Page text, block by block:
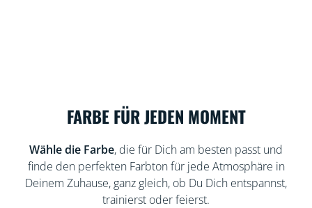
FARBE FÜR JEDEN MOMENT
Wähle die Farbe, die für Dich am besten passt und
finde den perfekten Farbton für jede Atmosphäre in
Deinem Zuhause, ganz gleich, ob Du Dich entspannst,
trainierst oder feierst.